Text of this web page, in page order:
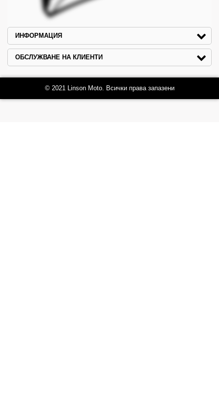
ИНФОРМАЦИЯ
ОБСЛУЖВАНЕ НА КЛИЕНТИ
© 2021 Linson Moto. Всички права запазени